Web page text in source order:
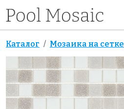
Каталог Мозаика на сетке